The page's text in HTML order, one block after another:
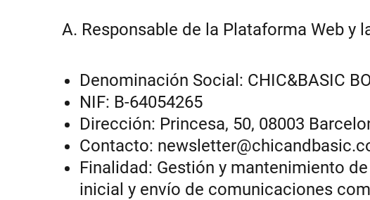
A. Responsable de la Plataforma Web y
Denominación Social: CHIC&BASIC
NIF: B-64054265
Dirección: Princesa, 50, 08003
Contacto:
Finalidad: Gestión y mantenimiento
inicial y envío de comunicaciones